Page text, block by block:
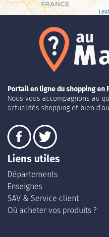
Portail en ligne du shopping en
Nous vous accompagnons au
actualités shopping et bien
Liens utiles
Départements
Enseignes
SAV & Service client
Où acheter vos produits ?